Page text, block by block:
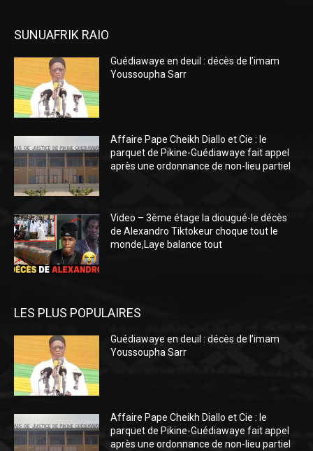
SUNUAFRIK RAIO
Guédiawaye en deuil : décès de l’imam
Youssoupha Sarr
Affaire Pape Cheikh Diallo et Cie : le
parquet de Pikine-Guédiawaye fait appel
après une ordonnance de non-lieu partiel
Video – 3ème étage la diougué-le décès
de Alexandro Tiktokeur choque tout le
monde,Laye balance tout
LES PLUS POPULAIRES
Guédiawaye en deuil : décès de l’imam
Youssoupha Sarr
Affaire Pape Cheikh Diallo et Cie : le
parquet de Pikine-Guédiawaye fait appel
après une ordonnance de non-lieu partiel